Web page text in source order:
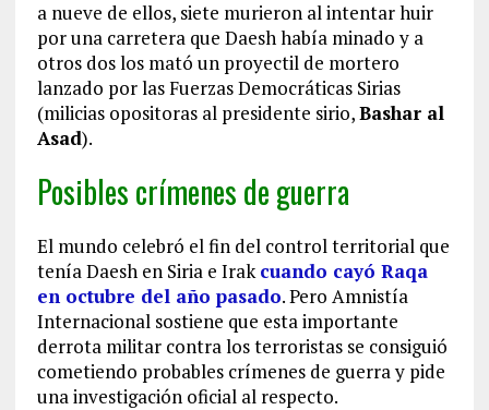
a nueve de ellos, siete murieron al intentar huir
por una carretera que Daesh había minado y a
otros dos los mató un proyectil de mortero
lanzado por las Fuerzas Democráticas Sirias
(milicias opositoras al presidente sirio,Bashar al
Asad).
Posibles crímenes de guerra
El mundo celebró el fin del control territorial que
tenía Daesh en Siria e Irakcuando cayó Raqa
en octubre del año pasado. Pero Amnistía
Internacional sostiene que esta importante
derrota militar contra los terroristas se consiguió
cometiendo probables crímenes de guerra y pide
una investigación oficial al respecto.